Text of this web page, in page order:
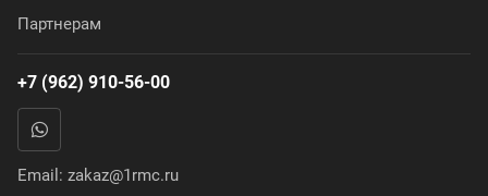
Партнерам
+7 (962) 910-56-00
Email: zakaz@1rmc.ru